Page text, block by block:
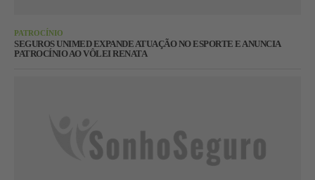
PATROCÍNIO
SEGUROS UNIMED EXPANDE ATUAÇÃO NO ESPORTE E ANUNCIA
PATROCÍNIO AO VÔLEI RENATA